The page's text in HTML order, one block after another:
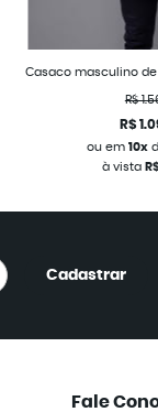
Casaco masculino
R$
R$
ou em10x
à vista
Cadastrar
Fale